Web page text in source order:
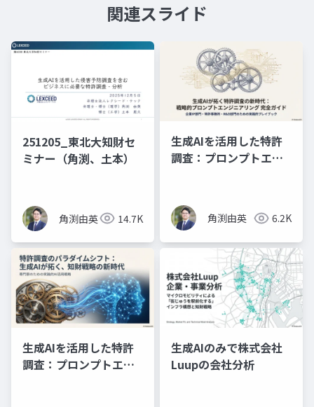
関連スライド
251205_東北大知財セ
ミナー（角渕、土本）
角渕由英 14.7K
生成AIを活用した特許
調査：プロンプトエン
角渕由英 6.2K
生成AIを活用した特許
調査：プロンプトエン
生成AIのみで株式会社
Luupの会社分析